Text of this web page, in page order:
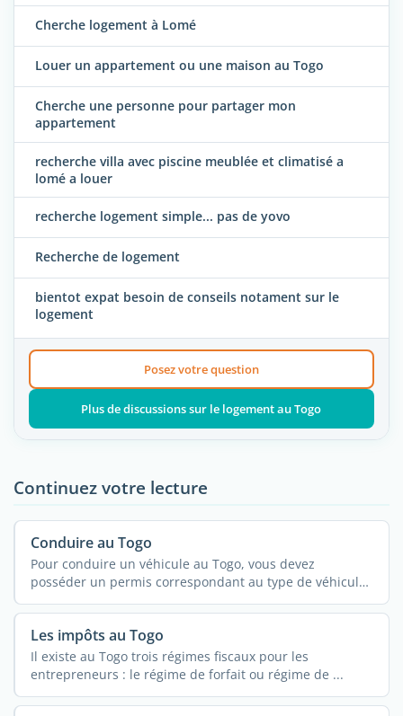
Cherche logement à Lomé
Louer un appartement ou une maison au Togo
Cherche une personne pour partager mon
appartement
recherche villa avec piscine meublée et climatisé a
lomé a louer
recherche logement simple... pas de yovo
Recherche de logement
bientot expat besoin de conseils notament sur le
logement
Posez votre question
Plus de discussions sur le logement au Togo
Continuez votre lecture
Conduire au Togo
Pour conduire un véhicule au Togo, vous devez
posséder un permis correspondant au type de véhicule.
...
Les impôts au Togo
Il existe au Togo trois régimes fiscaux pour les
entrepreneurs : le régime de forfait ou régime de ...